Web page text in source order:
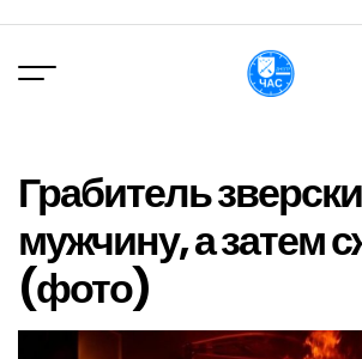
вмісту
Грабитель
мужчину, а затем
(фото)